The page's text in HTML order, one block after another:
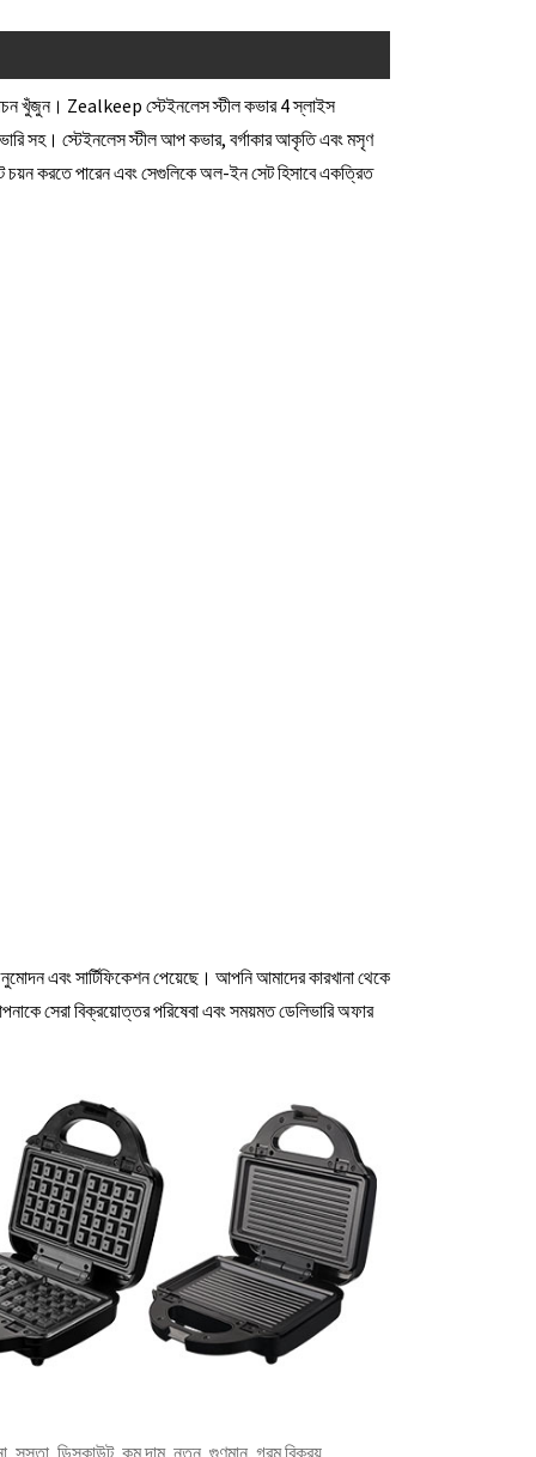
খুঁজুন। Zealkeep স্টেইনলেস স্টীল কভার 4 স্লাইস
সহ। স্টেইনলেস স্টীল আপ কভার, বর্গাকার আকৃতি এবং মসৃণ
করতে পারেন এবং সেগুলিকে অল-ইন সেট হিসাবে একত্রিত
এবং সার্টিফিকেশন পেয়েছে। আপনি আমাদের কারখানা থেকে
সেরা বিক্রয়োত্তর পরিষেবা এবং সময়মত ডেলিভারি অফার
সস্তা, ডিসকাউন্ট, কম দাম, নতুন, গুণমান, গরম বিক্রয়